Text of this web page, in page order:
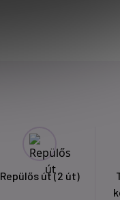
Repülős út(2 út)